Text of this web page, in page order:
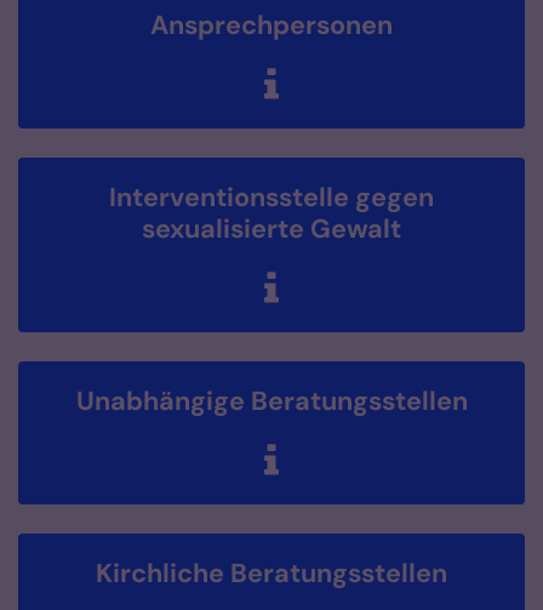
Ansprechpersonen
Interventionsstelle gegen
sexualisierte Gewalt
Unabhängige Beratungsstellen
Kirchliche Beratungsstellen